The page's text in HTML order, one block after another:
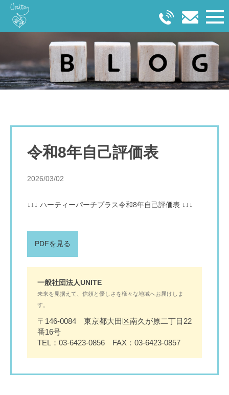
令和8年自己評価表
2026/03/02
↓↓↓ ハーティーパーチプラス令和8年自己評価表 ↓↓↓
PDFを見る
一般社団法人UNITE
未来を見据えて、信頼と優しさを様々な地域へお届けしま
す。
〒146-0084 東京都大田区南久が原二丁目22
番16号
TEL：03-6423-0856 FAX：03-6423-0857